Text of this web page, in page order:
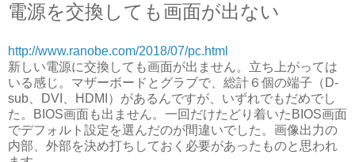
電源を交換しても画面が出ない
http://www.ranobe.com/2018/07/pc.html
新しい電源に交換しても画面が出ません。立ち上がっては
いる感じ。マザーボードとグラブで、総計６個の端子（D-
sub、DVI、HDMI）があるんですが、いずれでもだめでし
た。BIOS画面も出ません。一回だけたどり着いたBIOS画面
でデフォルト設定を選んだのが間違いでした。画像出力の
内部、外部を決め打ちしておく必要があったものと思われ